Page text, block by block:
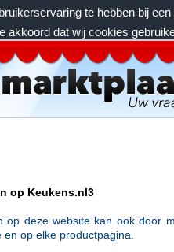
te hebben bij
akkoord dat wij cookies
op Keukens.nl3
op deze website kan ook door
en op elke productpagina.